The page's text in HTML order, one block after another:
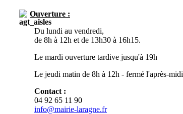
Ouverture :
Du lundi au vendredi,
de 8h à 12h et de 13h30 à 16h15.
Le mardi ouverture tardive jusqu'à 19h
Le jeudi matin de 8h à 12h - fermé l'après-midi
Contact :
04 92 65 11 90
info@mairie-laragne.fr